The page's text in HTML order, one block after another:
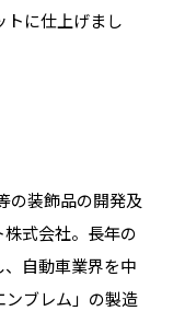
トに仕上げまし
の装飾品の開発及
式会社。長年の
自動車業界を中
ブレム」の製造